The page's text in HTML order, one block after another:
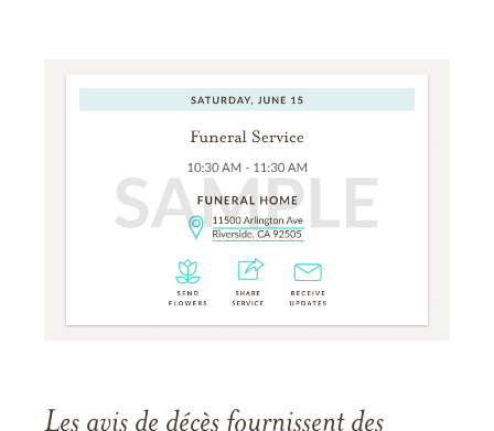
Les avis de décès fournissent des